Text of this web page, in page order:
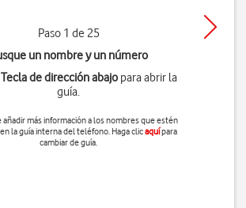
Paso 1 de 25
un nombre y un número
Tecla de dirección abajopara abrir la
guía.
añadir más información a los nombres que estén
la guía interna del teléfono. Haga clicaquípara
cambiar de guía.